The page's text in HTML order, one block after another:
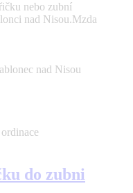
nebo zubní
nad Nisou.Mzda
nad Nisou
do zubni